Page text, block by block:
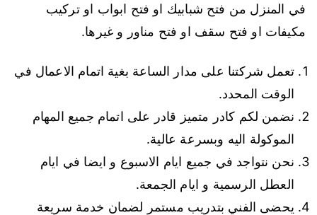
في المنزل من فتح شبابيك او فتح ابواب او تركيب
مكيفات او فتح سقف او فتح مناور و غيرها.
تعمل شركتنا على مدار الساعة بغية اتمام الاعمال في
الوقت المحدد.
نضمن لكم كادر متميز قادر على اتمام جميع المهام
الموكولة اليه وبسرعة عالية.
نحن نتواجد في جميع ايام الاسبوع و ايضا في ايام
العطل الرسمية و ايام الجمعة.
يحضى الفني بتدريب مستمر لضمان خدمة سريعة